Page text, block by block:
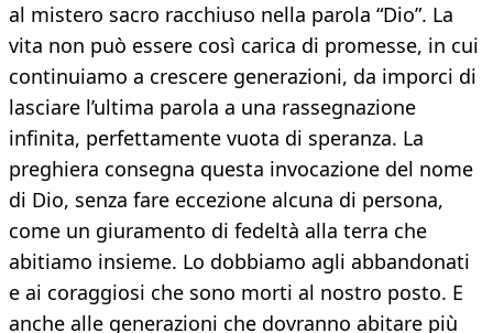
al mistero sacro racchiuso nella parola “Dio”. La
vita non può essere così carica di promesse, in cui
continuiamo a crescere generazioni, da imporci di
lasciare l’ultima parola a una rassegnazione
infinita, perfettamente vuota di speranza. La
preghiera consegna questa invocazione del nome
di Dio, senza fare eccezione alcuna di persona,
come un giuramento di fedeltà alla terra che
abitiamo insieme. Lo dobbiamo agli abbandonati
e ai coraggiosi che sono morti al nostro posto. E
anche alle generazioni che dovranno abitare più